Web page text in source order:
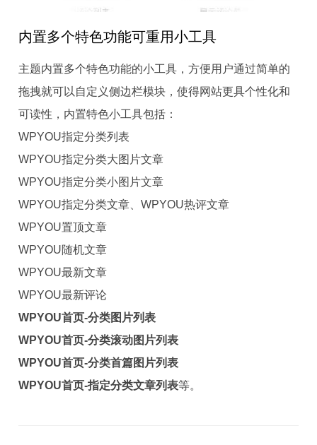
内置多个特色功能可重用小工具
主题内置多个特色功能的小工具，方便用户通过简单的
拖拽就可以自定义侧边栏模块，使得网站更具个性化和
可读性，内置特色小工具包括：
WPYOU指定分类列表
WPYOU指定分类大图片文章
WPYOU指定分类小图片文章
WPYOU指定分类文章、WPYOU热评文章
WPYOU置顶文章
WPYOU随机文章
WPYOU最新文章
WPYOU最新评论
WPYOU首页-分类图片列表
WPYOU首页-分类滚动图片列表
WPYOU首页-分类首篇图片列表
WPYOU首页-指定分类文章列表等。